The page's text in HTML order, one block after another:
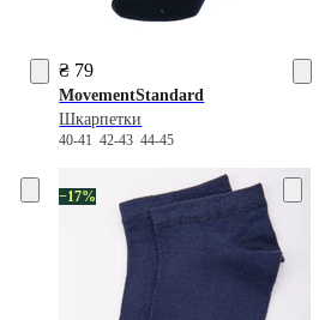
₴ 79
MovementStandard
Шкарпетки
40-4142-4344-45
−17%